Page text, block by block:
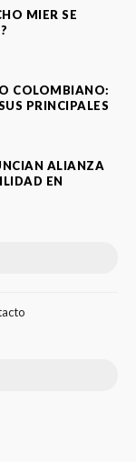
MIER SE
COLOMBIANO:
PRINCIPALES
ALIANZA
EN